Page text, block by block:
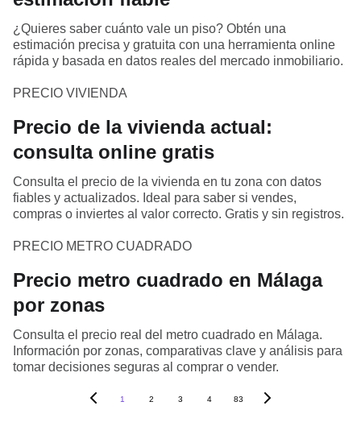
¿Quieres saber cuánto vale un piso? Obtén una
estimación precisa y gratuita con una herramienta online
rápida y basada en datos reales del mercado inmobiliario.
PRECIO VIVIENDA
Precio de la vivienda actual:
consulta online gratis
Consulta el precio de la vivienda en tu zona con datos
fiables y actualizados. Ideal para saber si vendes,
compras o inviertes al valor correcto. Gratis y sin registros.
PRECIO METRO CUADRADO
Precio metro cuadrado en Málaga
por zonas
Consulta el precio real del metro cuadrado en Málaga.
Información por zonas, comparativas clave y análisis para
tomar decisiones seguras al comprar o vender.
1 2 3 4 83